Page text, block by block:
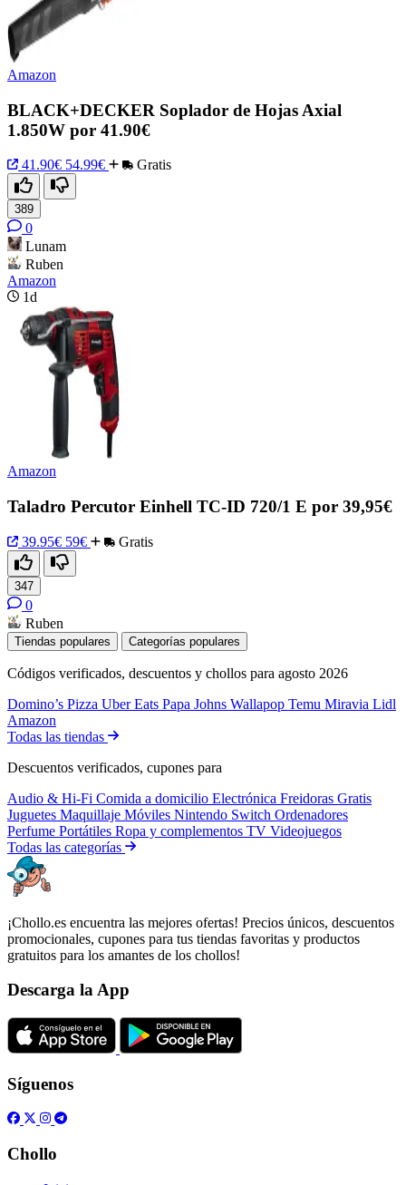
Amazon
BLACK+DECKER Soplador de Hojas Axial
1.850W por 41.90€
41.90€ 54.99€ Gratis
389
0
Lunam
Ruben
Amazon
1d
Amazon
Taladro Percutor Einhell TC-ID 720/1 E por 39,95€
39.95€ 59€ Gratis
347
0
Ruben
Tiendas populares Categorías populares
Códigos verificados, descuentos y chollos para agosto 2026
Domino’s Pizza Uber Eats Papa Johns Wallapop Temu Miravia Lidl
Amazon
Todas las tiendas
Descuentos verificados, cupones para
Audio & Hi-Fi Comida a domicilio Electrónica Freidoras Gratis
Juguetes Maquillaje Móviles Nintendo Switch Ordenadores
Perfume Portátiles Ropa y complementos TV Videojuegos
Todas las categorías
¡Chollo.es encuentra las mejores ofertas! Precios únicos, descuentos
promocionales, cupones para tus tiendas favoritas y productos
gratuitos para los amantes de los chollos!
Descarga la App
Síguenos
Chollo